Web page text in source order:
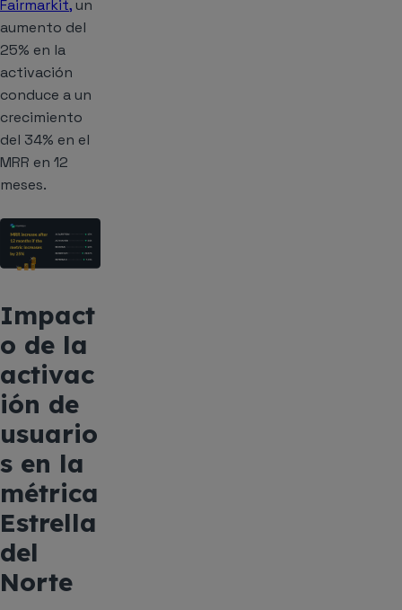
Fairmarkit, un
aumento del
25% en la
activación
conduce a un
crecimiento
del 34% en el
MRR en 12
meses.
Impact
o de la
activac
ión de
usuario
s en la
métrica
Estrella
del
Norte